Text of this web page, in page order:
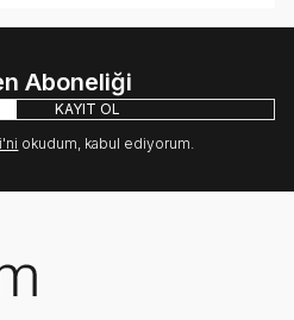
Aboneliği
KAYIT OL
okudum, kabul ediyorum.